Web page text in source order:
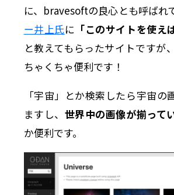
に、bravesoftの良心とも呼ばれ
ー井上氏に 「このサイトを使え
と教えてもらったサイトですが
ちゃくちゃ便利です！
「宇宙」とか検索したら宇宙の
ますし、 世界中の画像が揃って
か便利です。